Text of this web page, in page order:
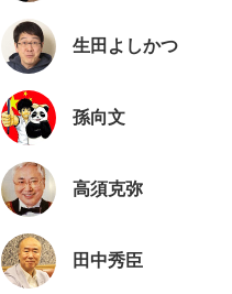
生田よしかつ
孫向文
高須克弥
田中秀臣